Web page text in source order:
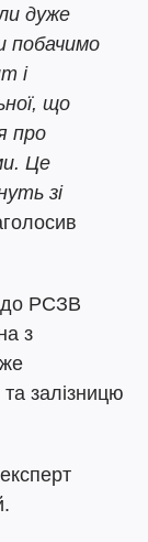
дуже
побачимо
і
що
про
Це
зі
до РСЗВ
з
залізницю